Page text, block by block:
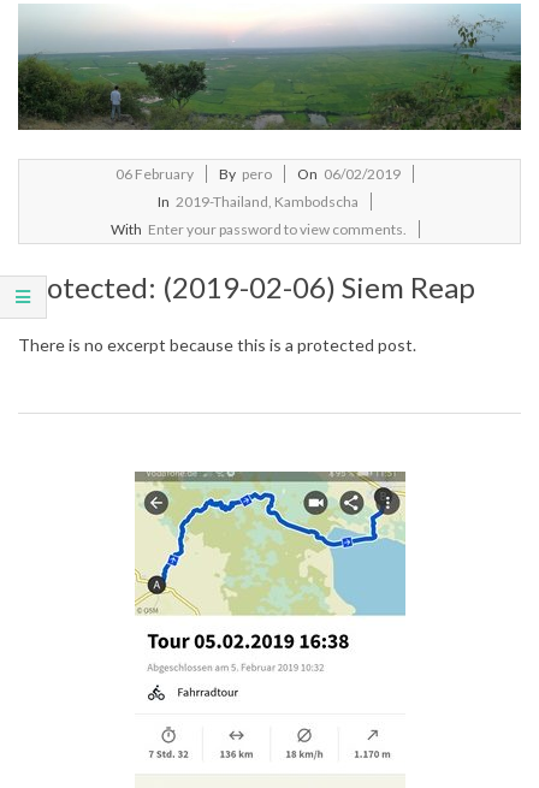
06 February By pero On 06/02/2019
In 2019-Thailand, Kambodscha
With Enter your password to view comments.
Protected: (2019-02-06) Siem Reap
There is no excerpt because this is a protected post.